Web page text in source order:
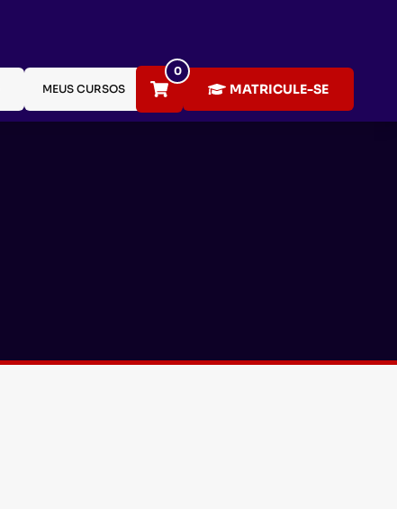
MEUS CURSOS
0
MATRICULE-SE